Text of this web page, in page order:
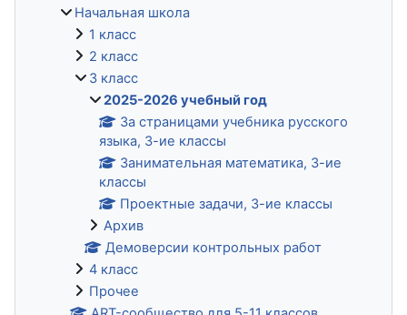
Начальная школа
1 класс
2 класс
3 класс
2025-2026 учебный год
За страницами учебника русского
языка, 3-ие классы
Занимательная математика, 3-ие
классы
Проектные задачи, 3-ие классы
Архив
Демоверсии контрольных работ
4 класс
Прочее